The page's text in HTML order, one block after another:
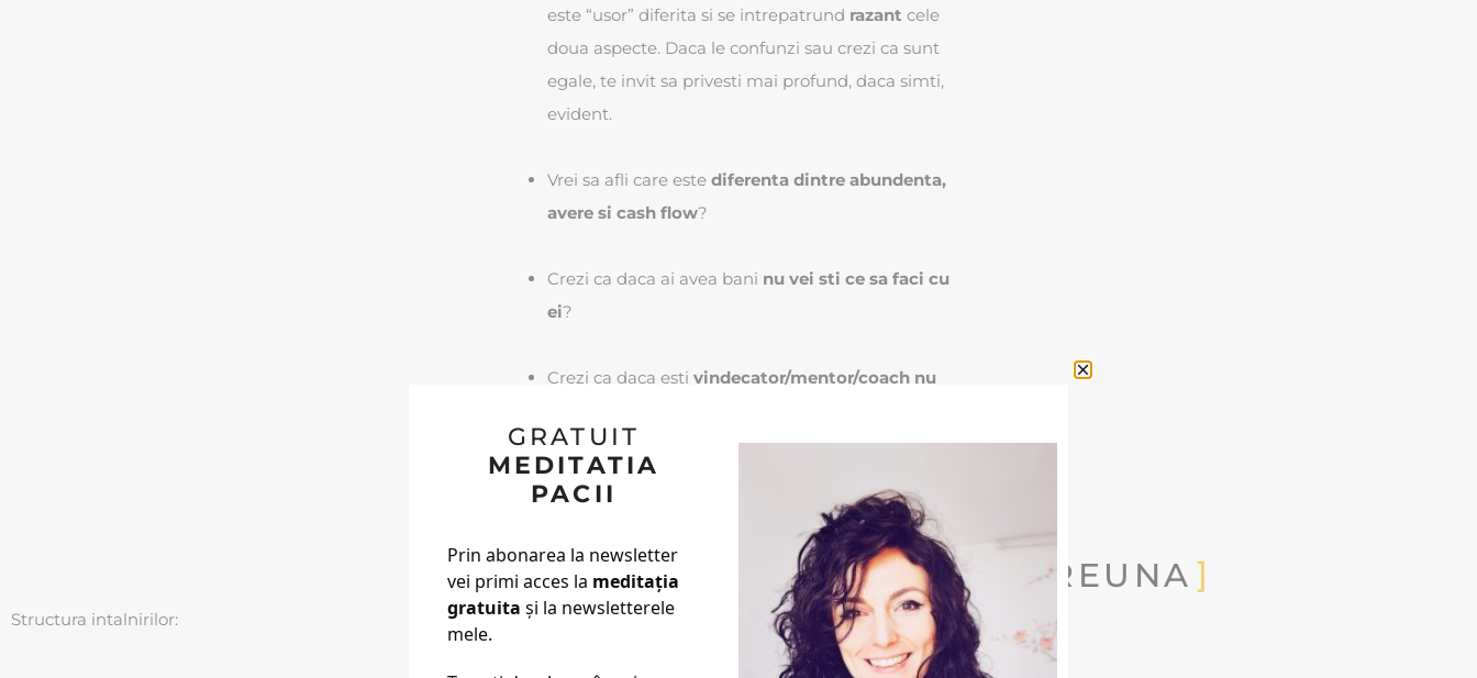
este “usor” diferita si se intrepatrund razant cele
doua aspecte. Daca le confunzi sau crezi ca sunt
egale, te invit sa privesti mai profund, daca simti,
evident.
Vrei sa afli care este diferenta dintre abundenta,
avere si cash flow?
Crezi ca daca ai avea bani nu vei sti ce sa faci cu
ei?
Crezi ca daca esti vindecator/mentor/coach nu
CE VOM FACE IMPREUNA
Structura intalnirilor:
GRATUIT
MEDITATIA
PACII
Prin abonarea la newsletter
vei primi acces la meditația
gratuita și la newsletterele
mele.